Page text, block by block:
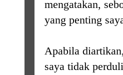
mengatakan,
yang penting
Apabila
saya tidak